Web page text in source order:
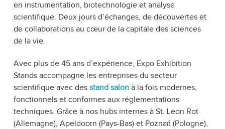
en instrumentation, biotechnologie et analyse
scientifique. Deux jours d’échanges, de découvertes et
de collaborations au cœur de la capitale des sciences
de la vie.
Avec plus de 45 ans d’expérience, Expo Exhibition
Stands accompagne les entreprises du secteur
scientifique avec des stand salon à la fois modernes,
fonctionnels et conformes aux réglementations
techniques. Grâce à nos hubs internes à St. Leon Rot
(Allemagne), Apeldoorn (Pays-Bas) et Poznań (Pologne),